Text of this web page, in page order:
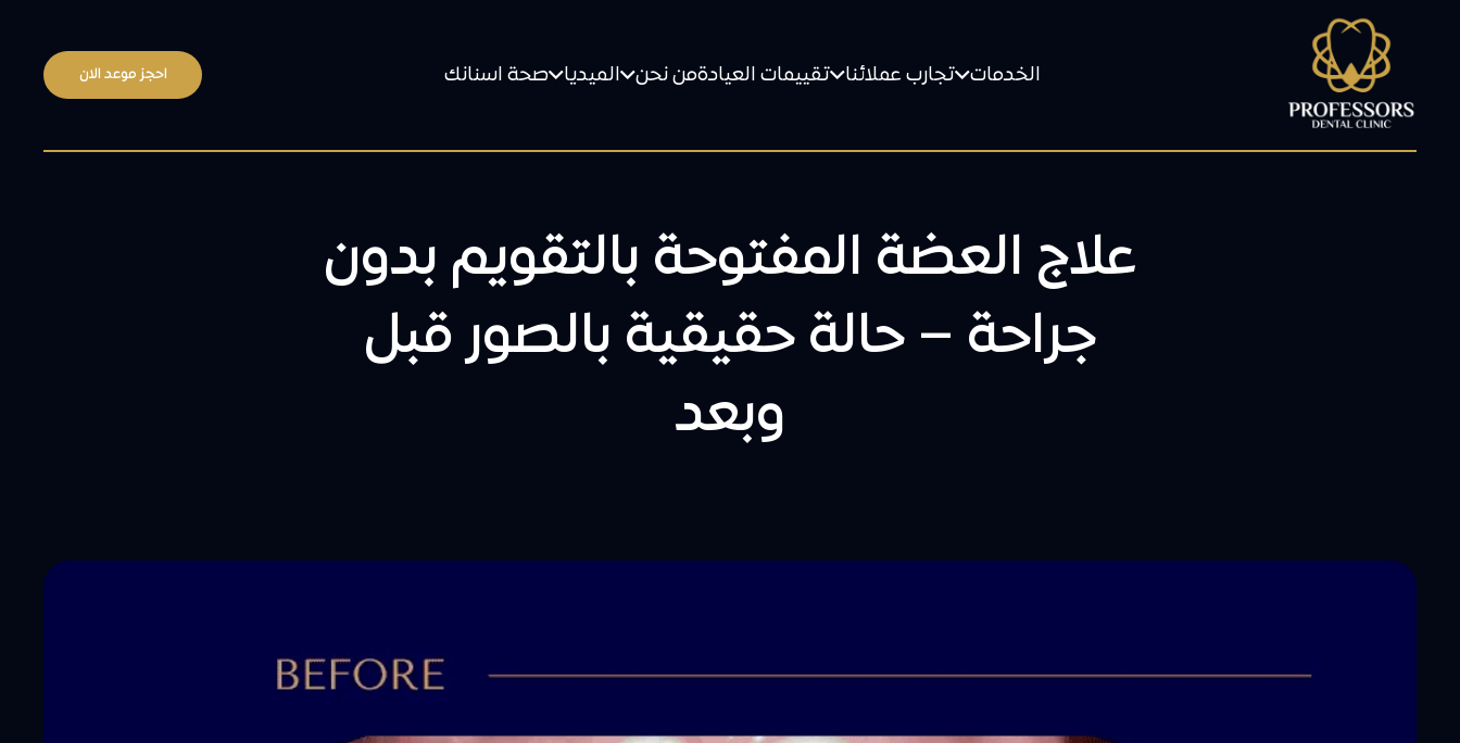
الخدمات تجارب عملائنا تقييمات العيادةمن نحن الميديا صحة اسنانك احجز موعد الان
علاج العضة المفتوحة بالتقويم بدون
جراحة – حالة حقيقية بالصور قبل
وبعد